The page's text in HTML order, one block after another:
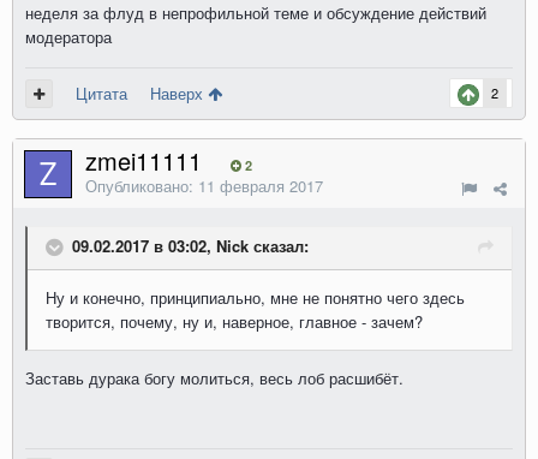
неделя за флуд в непрофильной теме и обсуждение действий
модератора
2
Цитата Наверх
zmei11111 2
Опубликовано: 11 февраля 2017
09.02.2017 в 03:02, Nick сказал:
Ну и конечно, принципиально, мне не понятно чего здесь
творится, почему, ну и, наверное, главное - зачем?
Заставь дурака богу молиться, весь лоб расшибёт.